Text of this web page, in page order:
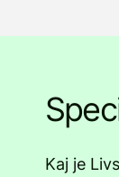
Kaj je